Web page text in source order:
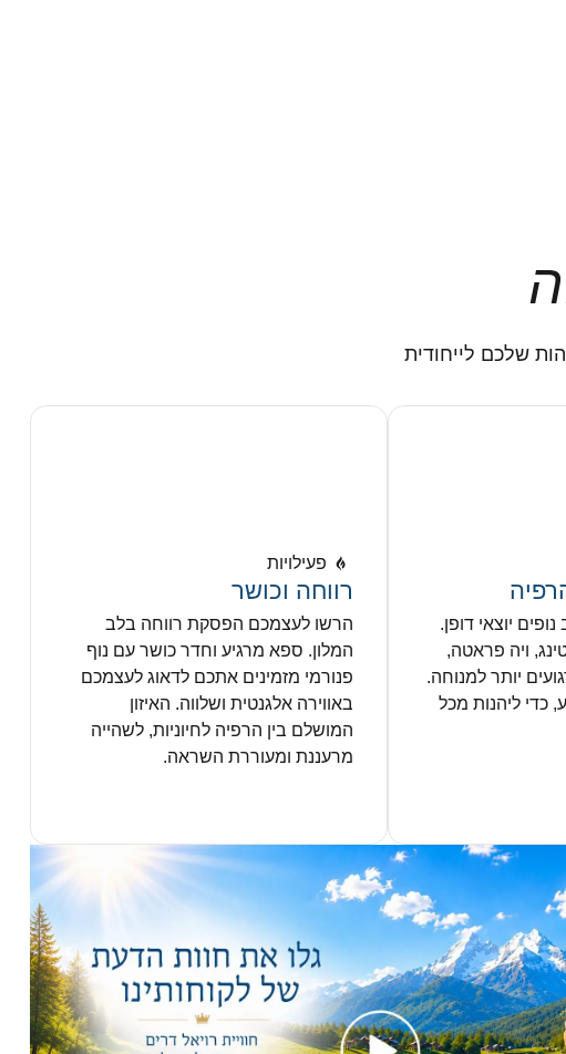
שלכם לייחודית
יוצאי דופן.
ויה פראטה,
יותר למנוחה.
כדי ליהנות מכל
פעילויות
רווחה וכושר
הרשו לעצמכם הפסקת רווחה בלב
המלון. ספא מרגיע וחדר כושר עם נוף
פנורמי מזמינים אתכם לדאוג לעצמכם
באווירה אלגנטית ושלווה. האיזון
המושלם בין הרפיה לחיוניות, לשהייה
מרעננת ומעוררת השראה.